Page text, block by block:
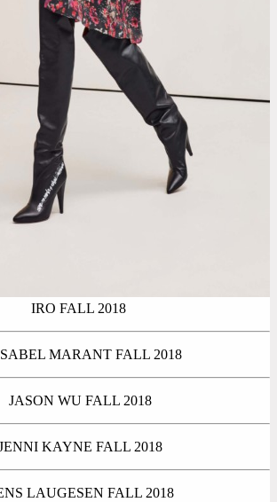
IRO FALL 2018
MARANT FALL 2018
JASON WU FALL 2018
KAYNE FALL 2018
LAUGESEN FALL 2018